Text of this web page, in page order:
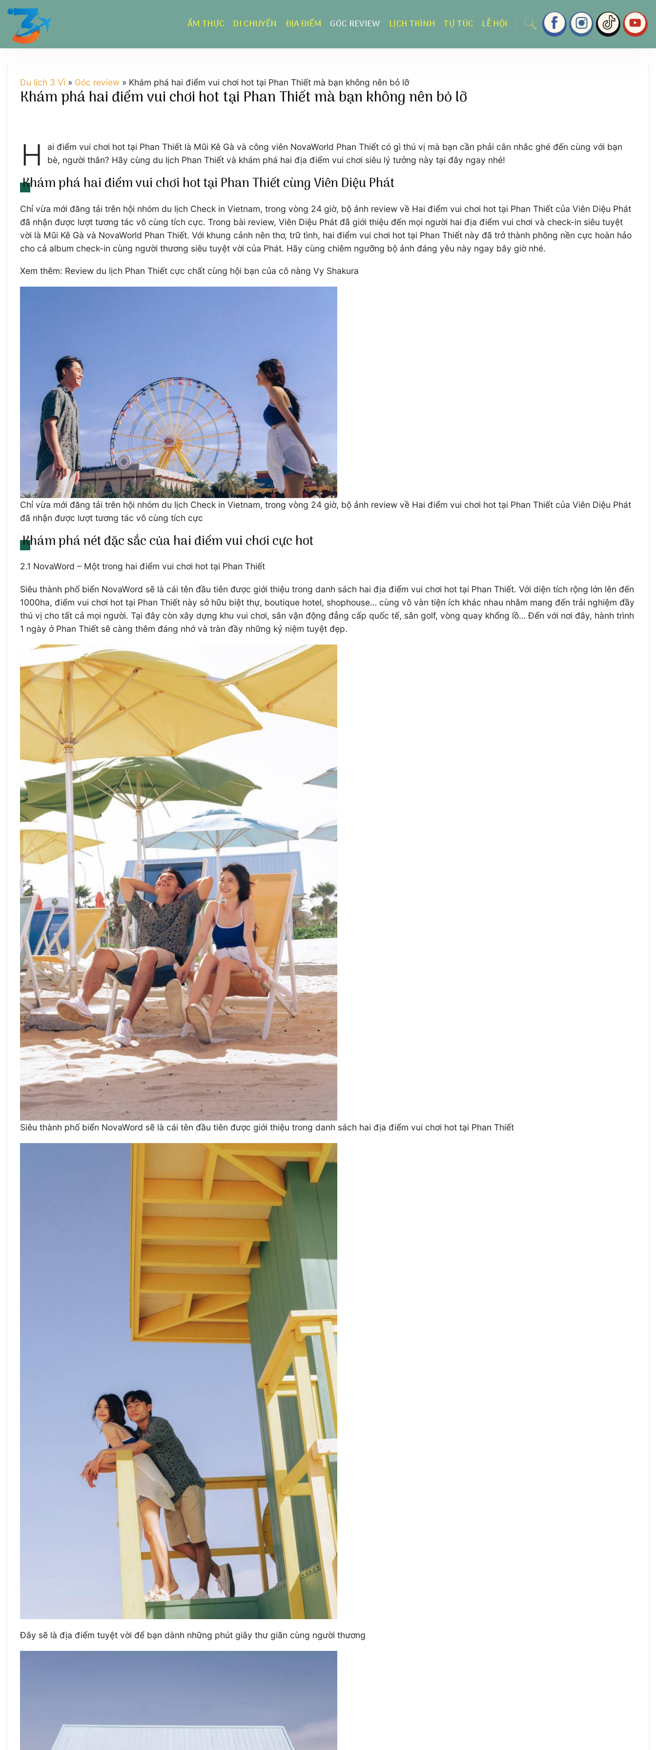
Chuyển
dung
ẨM THỰC DI CHUYỂN ĐỊA ĐIỂM GÓC REVIEW LỊCH TRÌNH TỰ TÚC LỄ HỘI
Du lịch 3 Vì » Góc review » Khám phá hai điểm vui chơi hot tại Phan Thiết mà bạn không nên bỏ lỡ
Khám phá hai điểm vui chơi hot tại Phan Thiết mà bạn không nên bỏ lỡ
H
ai điểm vui chơi hot tại Phan Thiết là Mũi Kê Gà và công viên NovaWorld Phan Thiết có gì thú vị mà bạn cần phải cân nhắc ghé đến cùng với bạn
bè, người thân? Hãy cùng du lịch Phan Thiết và khám phá hai địa điểm vui chơi siêu lý tưởng này tại đây ngay nhé!
Khám phá hai điểm vui chơi hot tại Phan Thiết cùng Viên Diệu Phát
Chỉ vừa mới đăng tải trên hội nhóm du lịch Check in Vietnam, trong vòng 24 giờ, bộ ảnh review về Hai điểm vui chơi hot tại Phan Thiết của Viên Diệu Phát
đã nhận được lượt tương tác vô cùng tích cực. Trong bài review, Viên Diệu Phát đã giới thiệu đến mọi người hai địa điểm vui chơi và check-in siêu tuyệt
vời là Mũi Kê Gà và NovaWorld Phan Thiết. Với khung cảnh nên thơ, trữ tình, hai điểm vui chơi hot tại Phan Thiết này đã trở thành phông nền cực hoàn hảo
cho cả album check-in cùng người thương siêu tuyệt vời của Phát. Hãy cùng chiêm ngưỡng bộ ảnh đáng yêu này ngay bây giờ nhé.
Xem thêm: Review du lịch Phan Thiết cực chất cùng hội bạn của cô nàng Vy Shakura
Chỉ vừa mới đăng tải trên hội nhóm du lịch Check in Vietnam, trong vòng 24 giờ, bộ ảnh review về Hai điểm vui chơi hot tại Phan Thiết của Viên Diệu Phát
đã nhận được lượt tương tác vô cùng tích cực
Khám phá nét đặc sắc của hai điểm vui chơi cực hot
2.1 NovaWord – Một trong hai điểm vui chơi hot tại Phan Thiết
Siêu thành phố biển NovaWord sẽ là cái tên đầu tiên được giới thiệu trong danh sách hai địa điểm vui chơi hot tại Phan Thiết. Với diện tích rộng lớn lên đến
1000ha, điểm vui chơi hot tại Phan Thiết này sở hữu biệt thự, boutique hotel, shophouse… cùng vô vàn tiện ích khác nhau nhằm mang đến trải nghiệm đầy
thú vị cho tất cả mọi người. Tại đây còn xây dựng khu vui chơi, sân vận động đẳng cấp quốc tế, sân golf, vòng quay khổng lồ… Đến với nơi đây, hành trình
1 ngày ở Phan Thiết sẽ càng thêm đáng nhớ và tràn đầy những kỷ niệm tuyệt đẹp.
Siêu thành phố biển NovaWord sẽ là cái tên đầu tiên được giới thiệu trong danh sách hai địa điểm vui chơi hot tại Phan Thiết
Đây sẽ là địa điểm tuyệt vời để bạn dành những phút giây thư giãn cùng người thương